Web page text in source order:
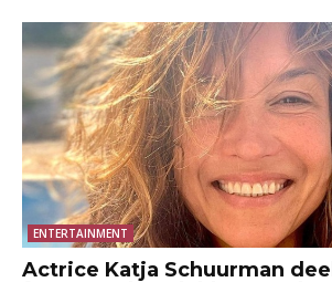
ENTERTAINMENT
Actrice Katja Schuurman